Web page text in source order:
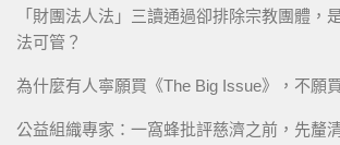
「財團法人法」三讀通過卻排除宗教團體，
法可管？
為什麼有人寧願買《The Big Issue》，不願
公益組織專家：一窩蜂批評慈濟之前，先釐